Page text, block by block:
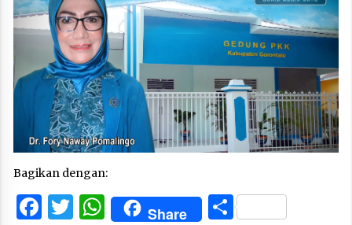
Bagikan dengan:
Facebook
Twitter
WhatsApp
Share Share